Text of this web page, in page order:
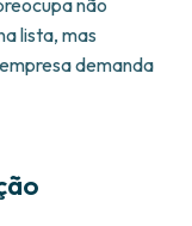
não
lista, mas
demanda